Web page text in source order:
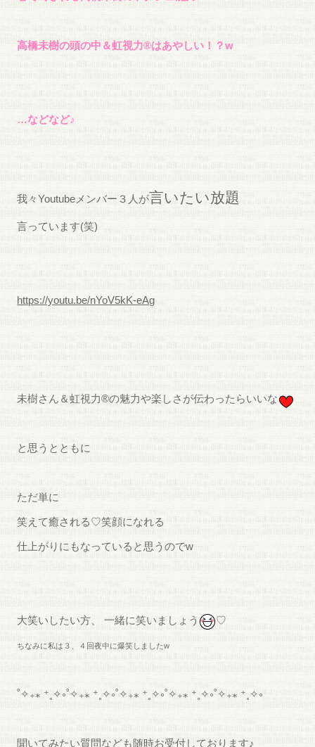
高橋未樹の頭の中＆虹視力®︎はあやしい！？w
…などなど♪
我々Youtubeメンバー３人が言いたい放題
言っています(笑)
https://youtu.be/nYoV5kK-eAg
未樹さん＆虹視力®︎の魅力や楽しさが伝わったらいいな
と思うとともに
ただ単に
笑えて癒される♡笑顔になれる
仕上がりにもなっていると思うのでw
大笑いしたい方、 一緒に笑いましょう ♡
ちなみに私は３、４回夜中に爆笑しましたw
˚✧₊⁎ ⁺˳✧༚˚✧₊⁎ ⁺˳✧༚˚✧₊⁎ ⁺˳✧༚˚✧₊⁎ ⁺˳✧༚˚✧₊⁎ ⁺˳✧༚
聞いてみたい質問なども随時お受付しております♪